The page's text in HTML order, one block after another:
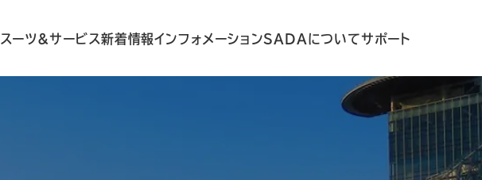
スーツ&サービス新着情報インフォメーションSADAについてサポート